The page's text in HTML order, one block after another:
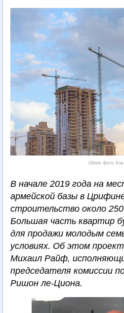
iStock. Фото:
В начале 2019 года на
армейской базы в
строительство около
Большая часть квартир
для продажи молодым
условиях. Об этом
Михаил Райф,
председателя комиссии
Ришон ле-Циона.